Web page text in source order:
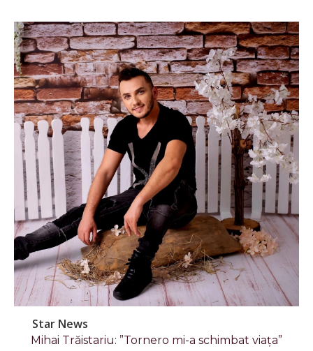
Star News
Mihai Trăistariu: ”Tornero mi-a schimbat viața”